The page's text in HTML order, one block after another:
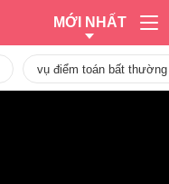
MỚI NHẤT
vụ điểm toán bất